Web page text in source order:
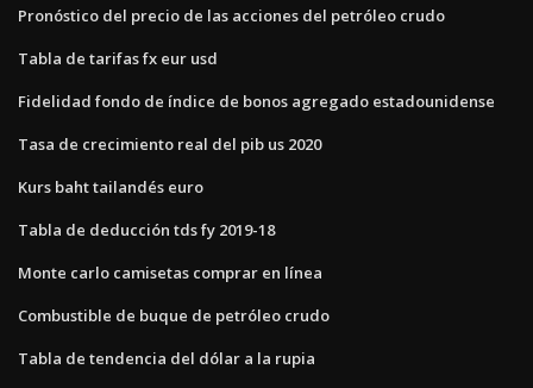
Pronóstico del precio de las acciones del petróleo crudo
Tabla de tarifas fx eur usd
Fidelidad fondo de índice de bonos agregado estadounidense
Tasa de crecimiento real del pib us 2020
Kurs baht tailandés euro
Tabla de deducción tds fy 2019-18
Monte carlo camisetas comprar en línea
Combustible de buque de petróleo crudo
Tabla de tendencia del dólar a la rupia